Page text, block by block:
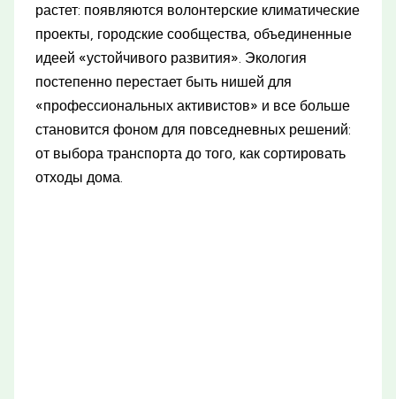
растет: появляются волонтерские климатические
проекты, городские сообщества, объединенные
идеей «устойчивого развития». Экология
постепенно перестает быть нишей для
«профессиональных активистов» и все больше
становится фоном для повседневных решений:
от выбора транспорта до того, как сортировать
отходы дома.